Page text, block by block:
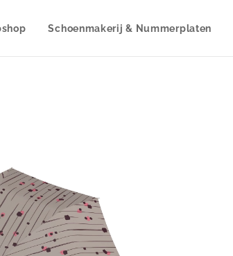
Schoenmakerij & Nummerplaten